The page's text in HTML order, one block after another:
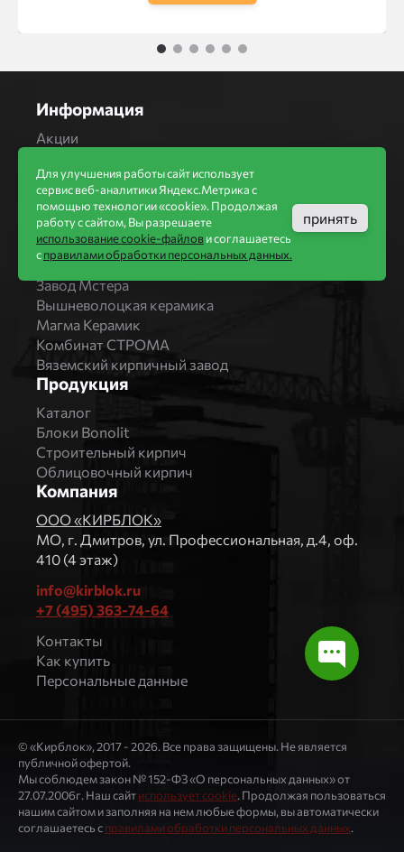
1 2 3 4 5 6
Информация
Акции
Новости
Статьи
Производители
Бренды
Bonolit
Завод Мстера
Вышневолоцкая керамика
Магма Керамик
Комбинат СТРОМА
Вяземский кирпичный завод
Продукция
Каталог
Блоки Bonolit
Строительный кирпич
Облицовочный кирпич
Компания
ООО «КИРБЛОК»
МO, г. Дмитров, ул. Профессиональная, д.4, оф.
410 (4 этаж)
info@kirblok.ru
+7 (495) 363-74-64
Контакты
Как купить
Персональные данные
© «Кирблок», 2017 - 2026. Все права защищены. Не является
публичной офертой.
Мы соблюдем закон № 152-ФЗ «О персональных данных» от
27.07.2006г. Наш сайтиспользует cookie. Продолжая пользоваться
нашим сайтом и заполняя на нем любые формы, вы автоматически
соглашаетесь справилами обработки персональных данных.
Для улучшения работы сайт использует
сервис веб-аналитики Яндекс.Метрика с
помощью технологии «cookie». Продолжая
работу с сайтом, Вы разрешаете
использование cookie-файлови соглашаетесь
справилами обработки персональных данных.
принять